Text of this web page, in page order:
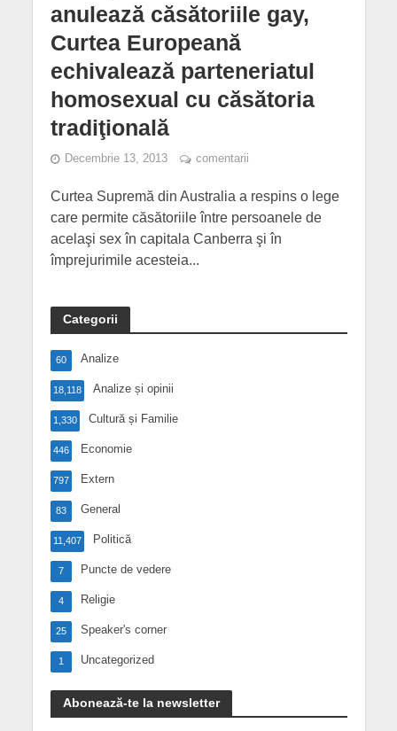
anulează căsătoriile gay,
Curtea Europeană
echivalează parteneriatul
homosexual cu căsătoria
tradiţională
Decembrie 13, 2013 comentarii
Curtea Supremă din Australia a respins o lege
care permite căsătoriile între persoanele de
acelaşi sex în capitala Canberra şi în
împrejurimile acesteia...
Categorii
Analize
60
Analize și opinii
18,118
Cultură și Familie
1,330
Economie
446
Extern
797
General
83
Politică
11,407
Puncte de vedere
7
Religie
4
Speaker's corner
25
Uncategorized
1
Abonează-te la newsletter